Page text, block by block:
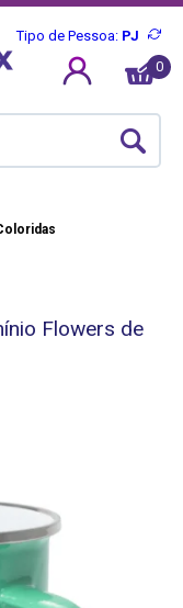
Tipo de Pessoa: PJ
0
Flowers de